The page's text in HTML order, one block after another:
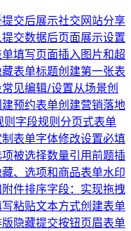
提交后展示社交网站分享
交数据后页面展示设置
填写页面插入图片和超
表单标题创建第一张表
常见编辑/设置从场景创
预约表单创建营销落地
则字段规则分页式表单
表单字体修改设置必填
被选择数量引用前题插
、选项和商品表单水印
件排序字段：实现拖拽
粘贴文本方式创建表单
隐藏提交按钮页眉表单